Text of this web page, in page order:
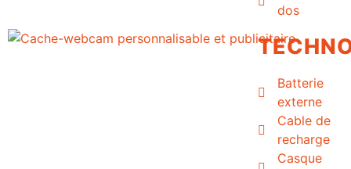
dos
Batterie
externe
Cable de
recharge
Casque